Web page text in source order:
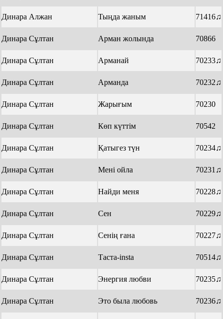
Динара Алжан Тыңда жаным 71416♫
Динара Сұлтан Арман жолында 70866
Динара Сұлтан Арманай 70233♫
Динара Сұлтан Арманда 70232♫
Динара Сұлтан Жарығым 70230
Динара Сұлтан Көп күттім 70542
Динара Сұлтан Қатыгез түн 70234♫
Динара Сұлтан Мені ойла 70231♫
Динара Сұлтан Найди меня 70228♫
Динара Сұлтан Сен 70229♫
Динара Сұлтан Сенің ғана 70227♫
Динара Сұлтан Таста-insta 70514♫
Динара Сұлтан Энергия любви 70235♫
Динара Сұлтан Это была любовь 70236♫